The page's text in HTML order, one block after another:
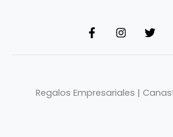
Regalos Empresariales |